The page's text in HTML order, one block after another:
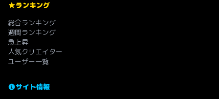
ランキング
総合ランキング
週間ランキング
急上昇
人気クリエイター
ユーザー一覧
サイト情報